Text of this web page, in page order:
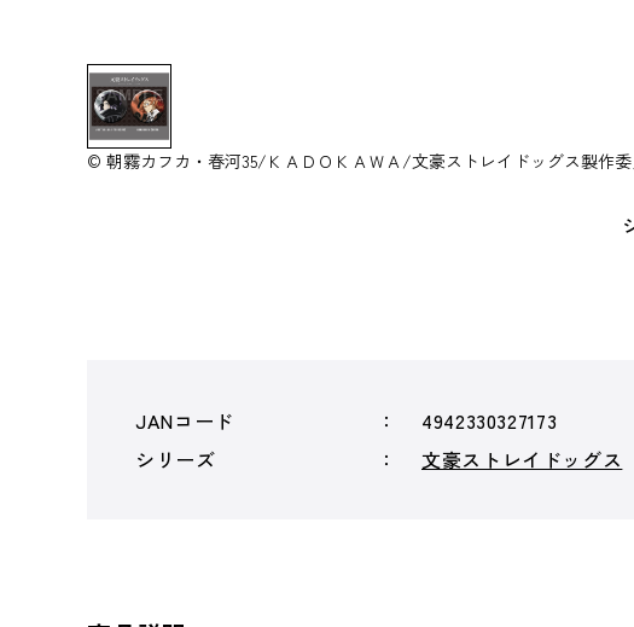
© 朝霧カフカ・春河35/ＫＡＤＯＫＡＷＡ/文豪ストレイドッグス製作
JANコード
4942330327173
シリーズ
文豪ストレイドッグス